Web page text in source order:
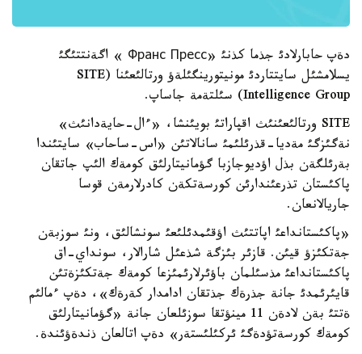
دةپ حابارلادئ جذما كذنئ «Франс Пресс » اگةنتتئگئ
يسلامشئل سايتتاردئ مونيتورينگئلةؤ ورتالئعئنا (SITE
Intelligence Group) سئلتةمة جاساپ.
SITE ورتالئعئنئث اقپاراتئ بويئنشا، «ءال-حايةدانئث»
نةگئزگئ مةديا-قذرئلئمئ سانالاتئن «اس-ساحاب» سايتئندا
بةرئلگةن بذل اؤديوجازبا گؤمانيتارلئق كومةك الئپ جاتقان
پاكئستان تذرعئندارئن كورسةتكةن كادرلارمةن قوسا
جاريالانعان.
«پاكئستانداعئ اپاتتئث اؤقئمدئلئعئ سونشالئق، ونئ سوزبةن
جةتكئزؤ قيئن. قازئر بئزگة شذعئل شارالار، سونداي-اق
پاكئستانداعئ مذسئلمان باؤئرلارئمئزعا كومةك جةتكئزةتئن
قايئرئمدئ جانة جذرةك جذتقان ادامدار كةرةك»، دةپ ءمالئم
ةتتئ بةن لادةن 11 مينؤتقا سوزئلعان جانة «گؤمانيتارلئق
كومةك كورسةتؤدةگئ ئركئلئستةر» دةپ اتالعان ذندةؤئندة.